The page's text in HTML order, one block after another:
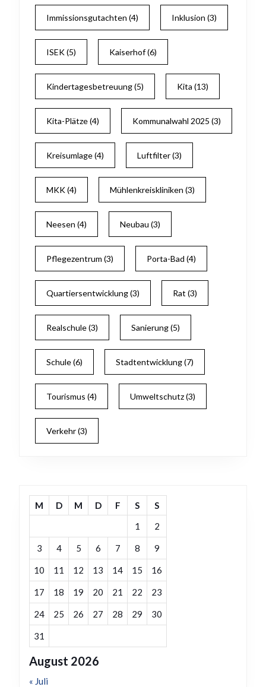
Immissionsgutachten (4) Inklusion (3)
ISEK(5) Kaiserhof(6)
Kindertagesbetreuung(5) Kita (13)
Kita-Plätze(4) Kommunalwahl 2025 (3)
Kreisumlage(4) Luftfilter(3)
MKK(4) Mühlenkreiskliniken (3)
Neesen (4) Neubau (3)
Pflegezentrum (3) Porta-Bad (4)
Quartiersentwicklung(3) Rat (3)
Realschule(3) Sanierung(5)
Schule(6) Stadtentwicklung(7)
Tourismus (4) Umweltschutz(3)
Verkehr(3)
August 2026
M D M D F S
S
1
2
3 4 5 6 7 8 9
10 11 12 13 14 15 16
17 18 19 20 21 22 23
24 25 26 27 28 29 30
31
« Juli